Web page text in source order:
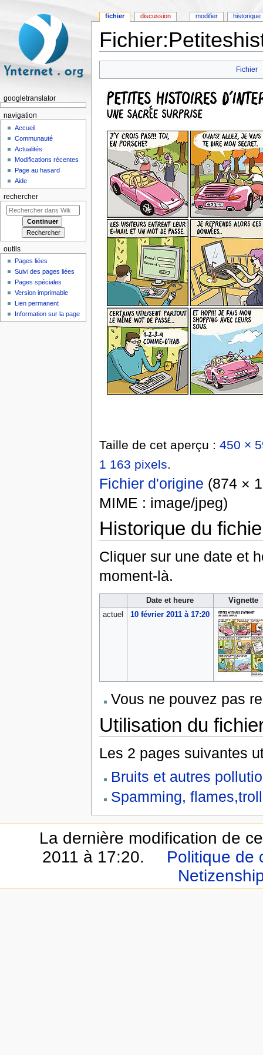
Fichier
Taille de cet aperçu : 450 ×
1 163 pixels.
Fichier d'origine (874 ×
MIME : image/jpeg)
Historique du
Cliquer sur une date et
moment-là.
Date et heure
Vignette
actuel
10 février 2011 à 17:20
Vous ne pouvez pas
Utilisation du
Les 2 pages suivantes
Bruits et autres
Spamming,
fichier discussion modifier historique
googletranslator
navigation
Accueil
Communauté
Actualités
Modifications récentes
Page au hasard
Aide
rechercher
outils
Pages liées
Suivi des pages liées
Pages spéciales
Version imprimable
Lien permanent
Information sur la page
La dernière modification de
2011 à 17:20.
Politique de